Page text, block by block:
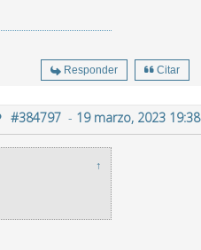
Responder Citar
#384797 - 19 marzo, 2023 19:38
↑